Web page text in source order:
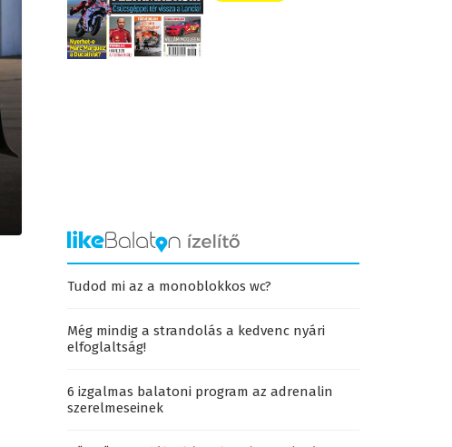
Tudod mi az a monoblokkos wc?
Még mindig a strandolás a kedvenc nyári
elfoglaltság!
6 izgalmas balatoni program az adrenalin
szerelmeseinek